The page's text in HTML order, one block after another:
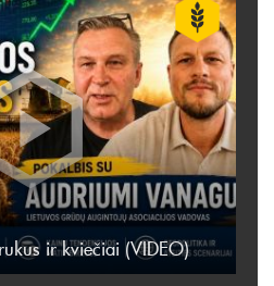
ir kviečiai (VIDEO)